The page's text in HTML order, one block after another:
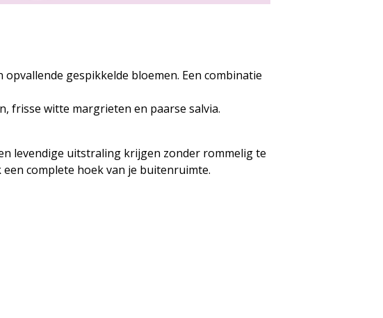
gespikkelde bloemen. Een combinatie
frisse witte margrieten en paarse salvia.
levendige uitstraling krijgen zonder rommelig te
complete hoek van je buitenruimte.